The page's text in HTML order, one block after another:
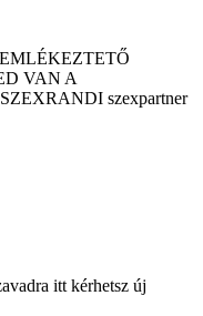
VAN A
szexpartner
itt kérhetsz új